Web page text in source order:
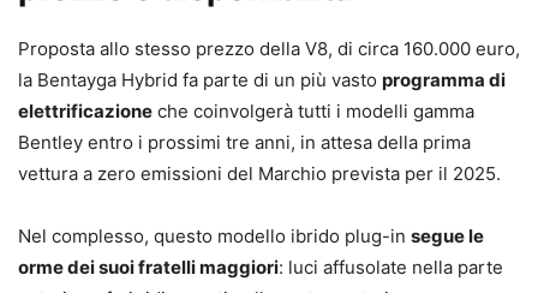
Proposta allo stesso prezzo della V8, di circa 160.000 euro,
la Bentayga Hybrid fa parte di un più vasto programma di
elettrificazione che coinvolgerà tutti i modelli gamma
Bentley entro i prossimi tre anni, in attesa della prima
vettura a zero emissioni del Marchio prevista per il 2025.
Nel complesso, questo modello ibrido plug-in segue le
orme dei suoi fratelli maggiori: luci affusolate nella parte